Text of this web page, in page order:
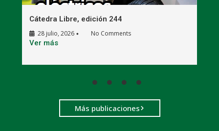
Cátedra Libre, edición 244
28 julio, 2026 • No Comments
Ver más
Más publicaciones